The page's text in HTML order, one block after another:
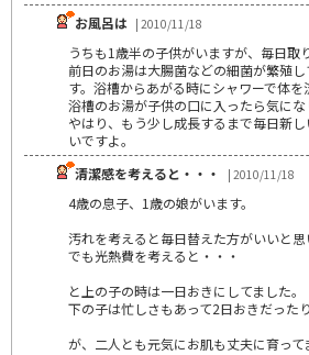
お風呂は | 2010/11/18
うちも1歳半の子供がいますが、毎日取
前日のお湯は大腸菌などの細菌が繁殖
す。浴槽からあがる時にシャワーで体を
浴槽のお湯が子供の口に入ったら気にな
やはり、もう少し成長するまで毎日新
いですよ。
清潔感を考えると・・・
| 2010/11/18
4歳の息子、1歳の娘がいます。
汚れを考えると毎日替えた方がいいと思
でも光熱費を考えると・・・
と上の子の時は一日おきにしてました。
下の子は忙しさもあって2日おきだった
が、二人とも元気にお肌も丈夫に育って